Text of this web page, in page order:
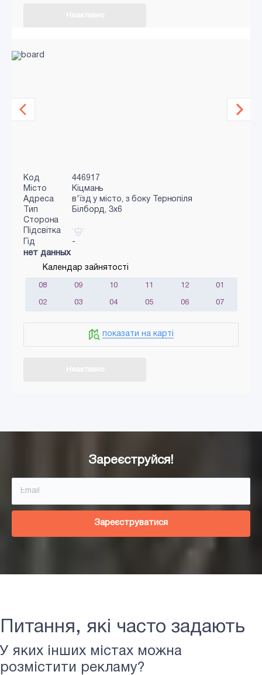
Код
446917
Місто
Кіцмань
Адреса
в'їзд у місто, з боку Тернопіля
Тип
Білборд, 3x6
Сторона
Підсвітка
Гід
-
нет данных
Календар зайнятості
08 09 10 11 12 01
02 03 04 05 06 07
показати на карті
Зареєструйся!
Зареєструватися
Питання, які часто задають
У яких інших містах можна
розмістити рекламу?